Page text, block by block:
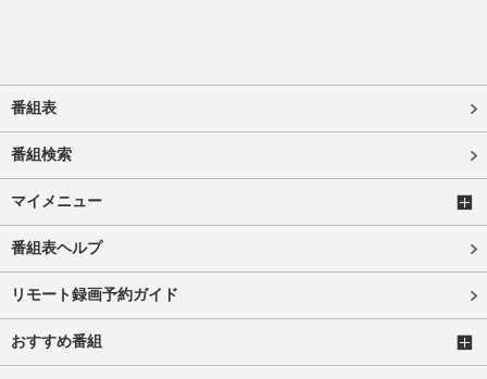
番組表
番組検索
マイメニュー
番組表ヘルプ
リモート録画予約ガイド
おすすめ番組